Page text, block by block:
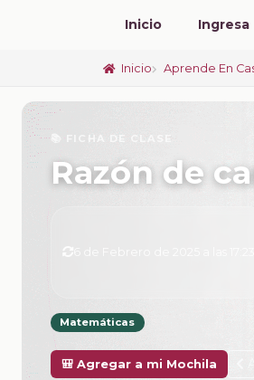
Inicio Ingresa
Inicio Aprende En
📚 FICHA DE CLASE
Razón de
Matemáticas
🎒 Agregar a mi Mochila